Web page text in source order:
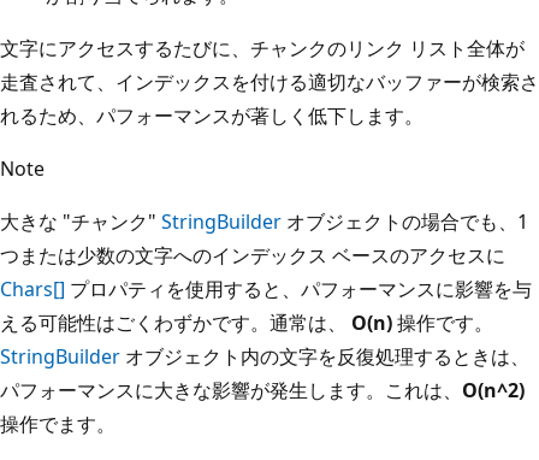
文字にアクセスするたびに、チャンクのリンク リスト全体が
走査されて、インデックスを付ける適切なバッファーが検索さ
れるため、パフォーマンスが著しく低下します。
Note
大きな "チャンク" StringBuilder オブジェクトの場合でも、1
つまたは少数の文字へのインデックス ベースのアクセスに
Chars[] プロパティを使用すると、パフォーマンスに影響を与
える可能性はごくわずかです。通常は、 O(n)操作です。
StringBuilder オブジェクト内の文字を反復処理するときは、
パフォーマンスに大きな影響が発生します。これは、 O(n^2)
操作でます。